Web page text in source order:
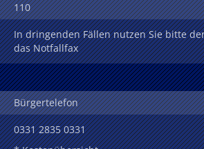
110
In dringenden Fällen nutzen Sie bitte
das Notfallfax
Bürgertelefon
0331 2835 0331